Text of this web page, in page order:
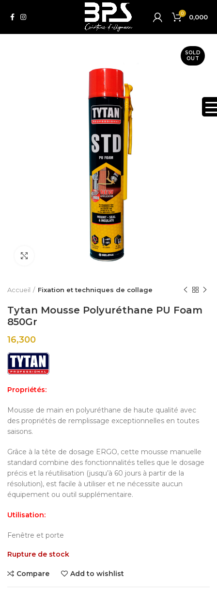
0 0,000
SOLD
OUT
Accueil Fixation et techniques de collage
Tytan Mousse Polyuréthane PU Foam
850Gr
16,300
Propriétés:
Mousse de main en polyuréthane de haute qualité avec
des propriétés de remplissage exceptionnelles en toutes
saisons.
Grâce à la tête de dosage ERGO, cette mousse manuelle
standard combine des fonctionnalités telles que le dosage
précis et la réutilisation (jusqu’à 60 jours à partir de la
résolution), est facile à utiliser et ne nécessite aucun
équipement ou outil supplémentaire.
Utilisation:
Fenêtre et porte
Rupture de stock
Compare Add to wishlist